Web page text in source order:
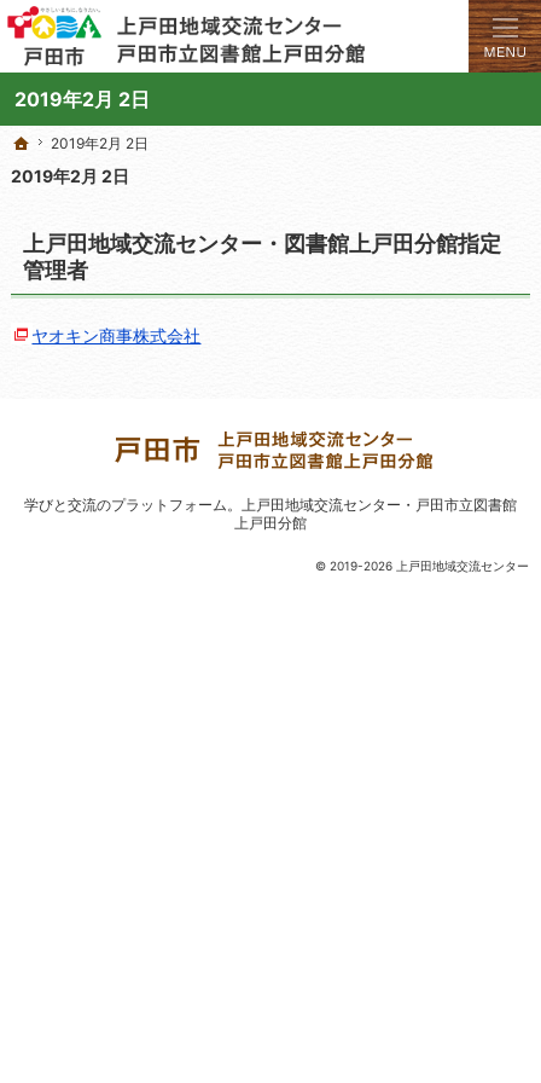
2019年2月 2日
学びと交流のプラットフォーム。地域の講座や施設をご案内しています。
上戸田地域交流センターや戸田市立図書館上戸田分館の総合案内サイト
ホーム
2019年2月 2日
2019年2月 2日
上戸田地域交流センター・図書館上戸田分館指定
管理者
ヤオキン商事株式会社
ホーム
2019年2月 2日
© 2019-2026 上戸田地域交流センター
学びと交流のプラットフォーム。
上戸田地域交流センター・戸田市立図書館
上戸田分館